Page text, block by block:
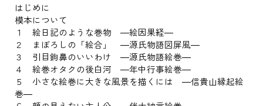
はじめに
模本について
１ 絵日記のような巻物 ―絵因果経―
２ まぼろしの「絵合」 ―源氏物語図屏風―
３ 引目鉤鼻のいいわけ ―源氏物語絵巻―
４ 絵巻オタクの後白河 ―年中行事絵巻―
５ 小さな絵巻に大きな風景を描くには ―信貴山縁起絵
巻―